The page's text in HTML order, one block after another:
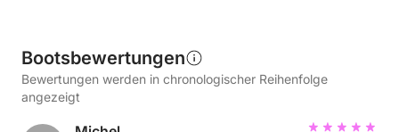
Bootsbewertungen
Bewertungen werden in chronologischer Reihenfolge
angezeigt